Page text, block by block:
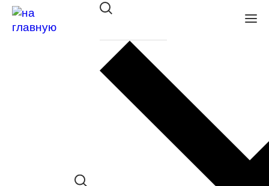
Оправа DACKOR мет. 097
в наличии (До 5 шт.) *наличие товара в
конкретном салоне необходимо